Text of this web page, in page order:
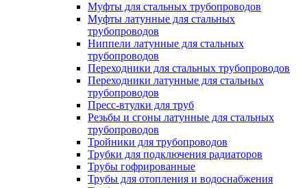
Муфты для стальных трубопроводов
Муфты латунные для стальных
трубопроводов
Ниппели латунные для стальных
трубопроводов
Переходники для стальных трубопроводов
Переходники латунные для стальных
трубопроводов
Пресс-втулки для труб
Резьбы и сгоны латунные для стальных
трубопроводов
Тройники для трубопроводов
Трубки для подключения радиаторов
Трубы гофрированные
Трубы для отопления и водоснабжения